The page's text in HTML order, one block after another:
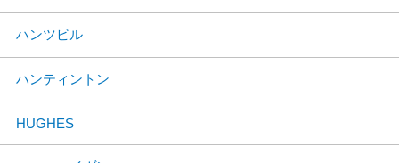
ハンツビル
ハンティントン
HUGHES